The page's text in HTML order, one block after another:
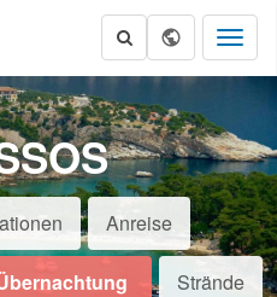
Anreise
Strände